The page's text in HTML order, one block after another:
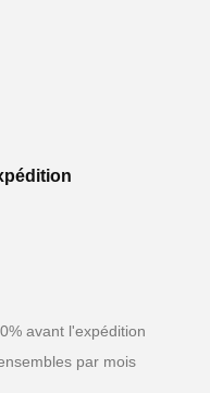
avant l'expédition
par mois